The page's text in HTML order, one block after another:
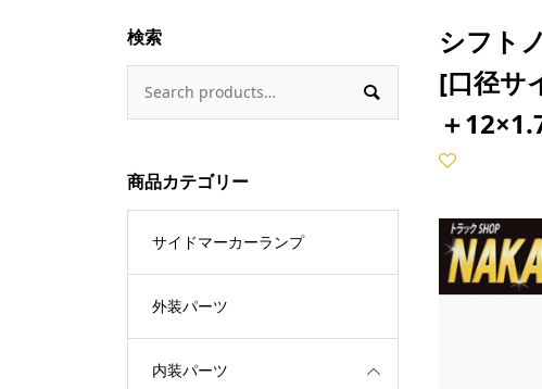
シフト
[口径サ
＋
検索

商品カテゴリー
サイドマーカーランプ
外装パーツ
内装パーツ